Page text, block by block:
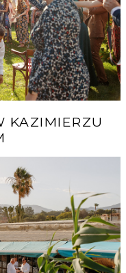
KAZIMIERZU